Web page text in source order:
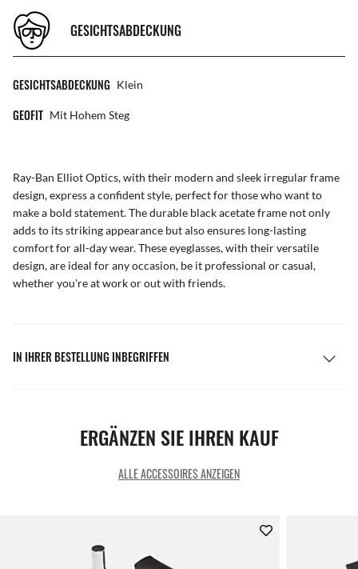
GESICHTSABDECKUNG
GESICHTSABDECKUNG Klein
GEOFIT Mit Hohem Steg
Ray-Ban Elliot Optics, with their modern and sleek irregular frame
design, express a confident style, perfect for those who want to
make a bold statement. The durable black acetate frame not only
adds to its striking appearance but also ensures long-lasting
comfort for all-day wear. These eyeglasses, with their versatile
design, are ideal for any occasion, be it professional or casual,
whether you're at work or out with friends.
IN IHRER BESTELLUNG INBEGRIFFEN
ERGÄNZEN SIE IHREN KAUF
ALLE ACCESSOIRES ANZEIGEN